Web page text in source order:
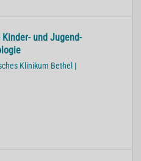
und Jugend-
Klinikum Bethel |